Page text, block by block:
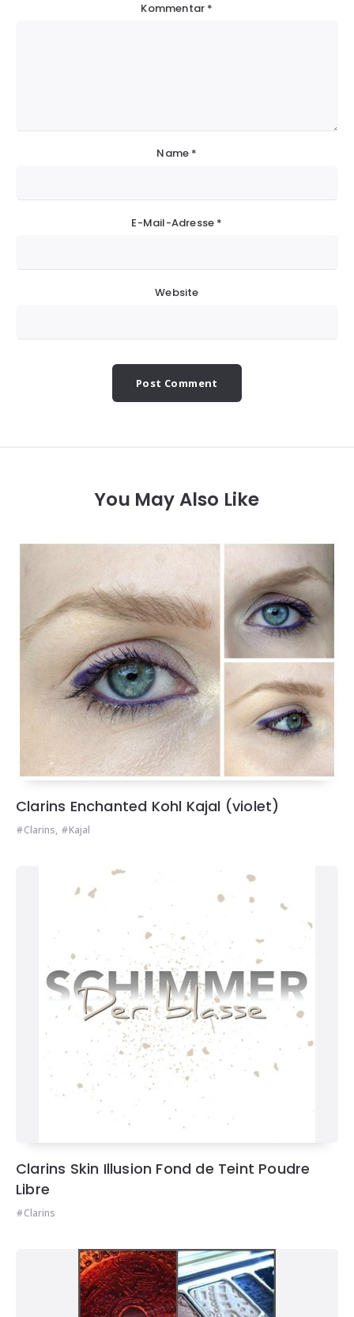
Kommentar *
Name *
E-Mail-Adresse *
Website
You May Also Like
Clarins Enchanted Kohl Kajal (violet)
Clarins, Kajal
Clarins Skin Illusion Fond de Teint Poudre
Libre
Clarins